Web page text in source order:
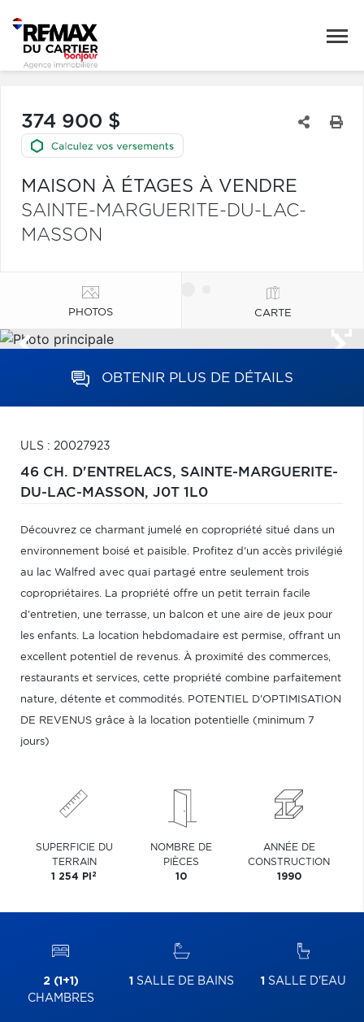
374 900 $
MAISON À ÉTAGES À VENDRE
SAINTE-MARGUERITE-DU-LAC-
MASSON
PHOTOS CARTE
OBTENIR PLUS DE DÉTAILS
ULS : 20027923
46 CH. D'ENTRELACS, SAINTE-MARGUERITE-
DU-LAC-MASSON, J0T 1L0
Découvrez ce charmant jumelé en copropriété situé dans un
environnement boisé et paisible. Profitez d'un accès privilégié
au lac Walfred avec quai partagé entre seulement trois
copropriétaires. La propriété offre un petit terrain facile
d'entretien, une terrasse, un balcon et une aire de jeux pour
les enfants. La location hebdomadaire est permise, offrant un
excellent potentiel de revenus. À proximité des commerces,
restaurants et services, cette propriété combine parfaitement
nature, détente et commodités. POTENTIEL D'OPTIMISATION
DE REVENUS grâce à la location potentielle (minimum 7
jours)
SUPERFICIE DU
TERRAIN
1 254 PI 2
NOMBRE DE
PIÈCES
10
ANNÉE DE
CONSTRUCTION
1990
2 (1+1)
CHAMBRES
1 SALLE DE BAINS 1 SALLE D'EAU